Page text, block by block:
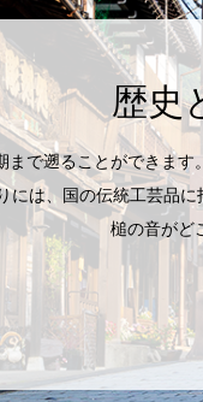
歴史
で遡ることができま
には、国の伝統工芸品
槌の音がど